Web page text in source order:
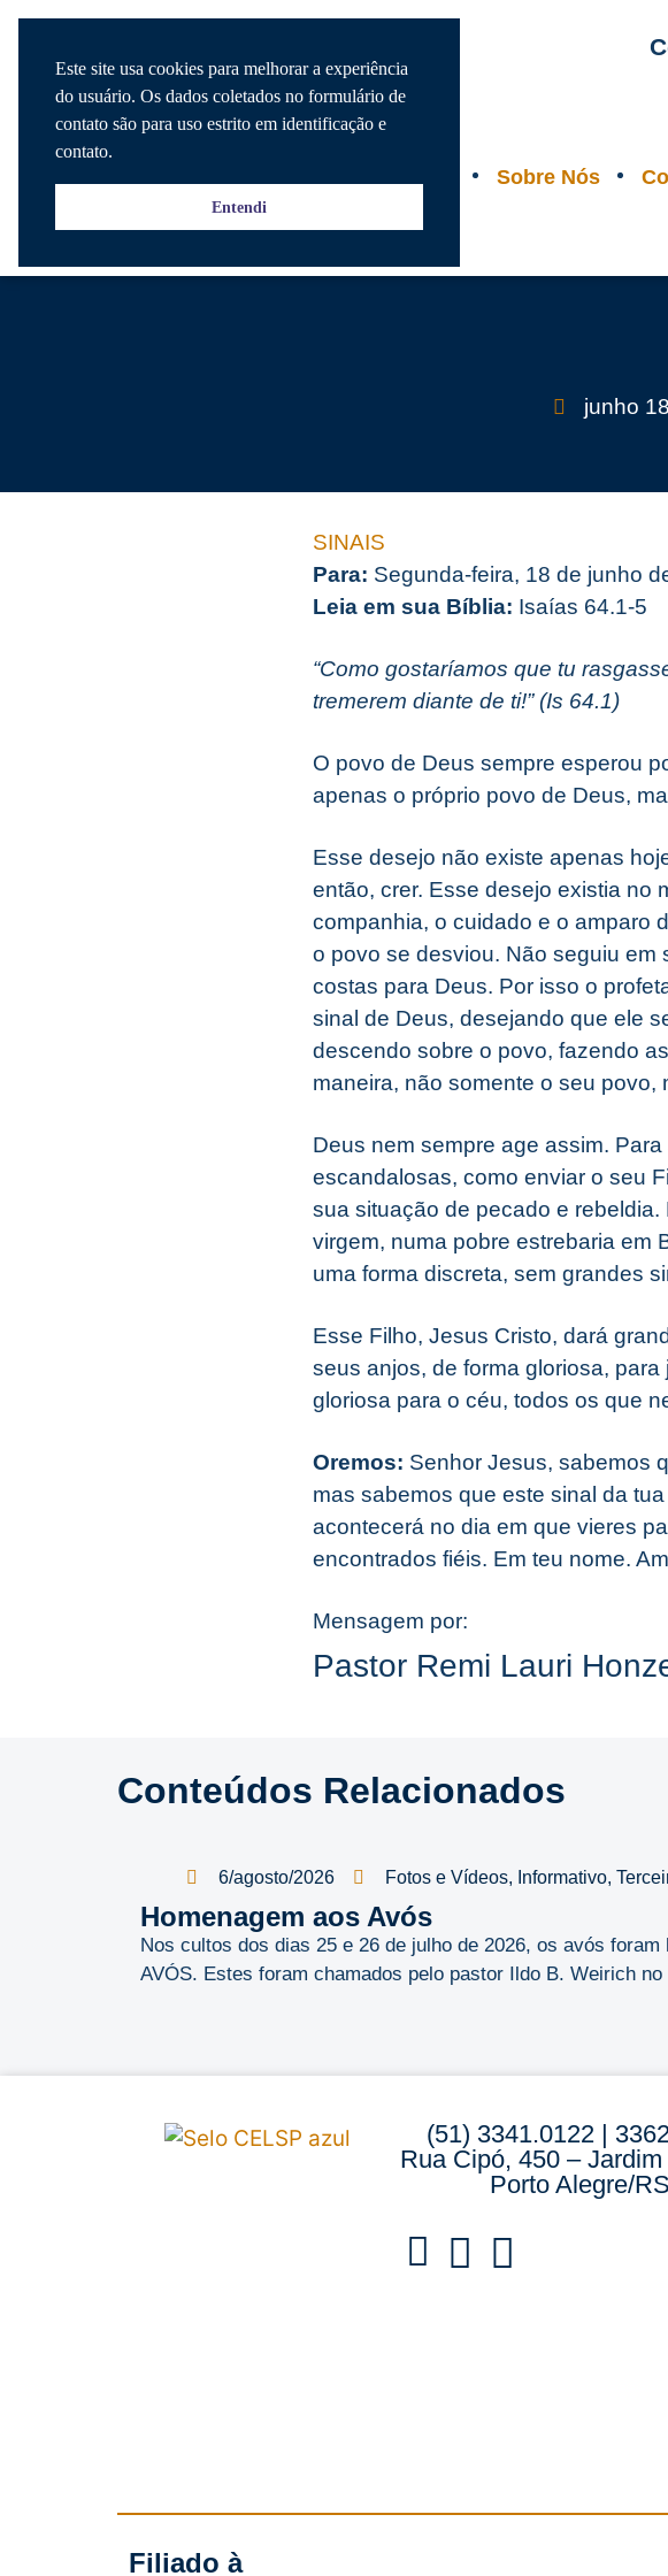
Sobre Nós
junho
SINAIS
Para: Segunda-feira, 18 de junho
Leia em sua Bíblia: Isaías 64.1-5
“Como gostaríamos que tu
tremerem diante de ti!” (Is 64.1)
O povo de Deus sempre esperou
apenas o próprio povo de Deus,
Esse desejo não existe apenas
então, crer. Esse desejo existia no
companhia, o cuidado e o amparo
o povo se desviou. Não seguiu em
costas para Deus. Por isso o
sinal de Deus, desejando que ele
descendo sobre o povo, fazendo
maneira, não somente o seu
Deus nem sempre age assim.
escandalosas, como enviar o seu
sua situação de pecado e
virgem, numa pobre estrebaria em
uma forma discreta, sem grandes
Esse Filho, Jesus Cristo, dará
seus anjos, de forma gloriosa,
gloriosa para o céu, todos os que
Oremos: Senhor Jesus, sabemos
mas sabemos que este sinal da
acontecerá no dia em que vieres
encontrados fiéis. Em teu nome.
Mensagem por:
Pastor Remi Lauri
Conteúdos Relacionados
6/agosto/2026 Fotos e Vídeos, Informativo,
Homenagem aos Avós
Nos cultos dos dias 25 e 26 de julho de 2026, os avós
AVÓS. Estes foram chamados pelo pastor Ildo B. Weirich no
(51) 3341.0122 |
Rua Cipó, 450 –
Porto Alegre/RS
Filiado à
Este site usa cookies para melhorar a experiência
do usuário. Os dados coletados no formulário de
contato são para uso estrito em identificação e
contato.
Entendi